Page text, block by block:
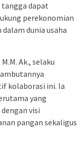
dapat
perekonomian
dunia usaha
Ak., selaku
kolaborasi ini. Ia
yang
visi
pangan sekaligus